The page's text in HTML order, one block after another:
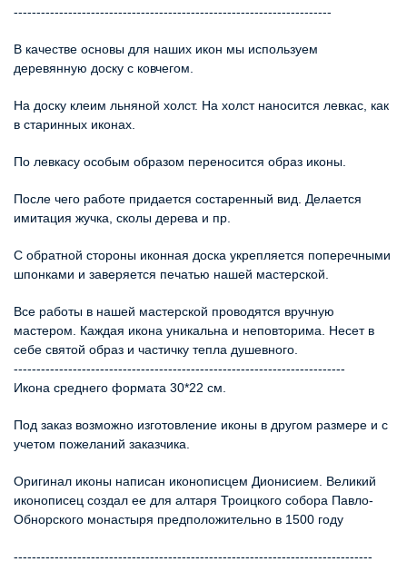
----------------------------------------------------------------------
В качестве основы для наших икон мы используем
деревянную доску с ковчегом.
На доску клеим льняной холст. На холст наносится левкас, как
в старинных иконах.
По левкасу особым образом переносится образ иконы.
После чего работе придается состаренный вид. Делается
имитация жучка, сколы дерева и пр.
С обратной стороны иконная доска укрепляется поперечными
шпонками и заверяется печатью нашей мастерской.
Все работы в нашей мастерской проводятся вручную
мастером. Каждая икона уникальна и неповторима. Несет в
себе святой образ и частичку тепла душевного.
-------------------------------------------------------------------------
Икона среднего формата 30*22 см.
Под заказ возможно изготовление иконы в другом размере и с
учетом пожеланий заказчика.
Оригинал иконы написан иконописцем Дионисием. Великий
иконописец создал ее для алтаря Троицкого собора Павло-
Обнорского монастыря предположительно в 1500 году
-------------------------------------------------------------------------------